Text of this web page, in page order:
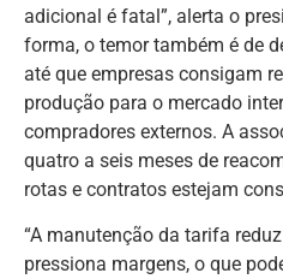
adicional é fatal”, alerta o
forma, o temor também é de
até que empresas consigam
produção para o mercado
compradores externos. A
quatro a seis meses de
rotas e contratos estejam
“A manutenção da tarifa
pressiona margens, o que